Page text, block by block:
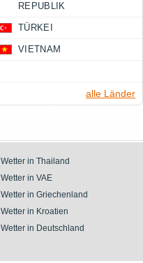
REPUBLIK
TÜRKEI
VIETNAM
alle Länder
Wetter in Thailand
Wetter in VAE
Wetter in Griechenland
Wetter in Kroatien
Wetter in Deutschland